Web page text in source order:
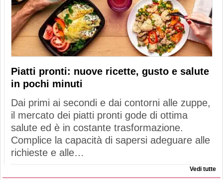
Piatti pronti: nuove ricette, gusto e salute
in pochi minuti
Dai primi ai secondi e dai contorni alle zuppe,
il mercato dei piatti pronti gode di ottima
salute ed è in costante trasformazione.
Complice la capacità di sapersi adeguare alle
richieste e alle…
Vedi tutte